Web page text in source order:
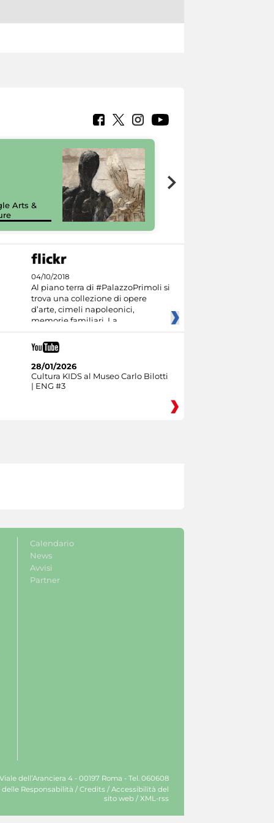
Arts &
04/10/2018
Al piano terra di #PalazzoPrimoli si
trova una collezione di opere
d’arte, cimeli napoleonici,
memorie familiari. La
28/01/2026
Cultura KIDS al Museo Carlo Bilotti
| ENG #3
Calendario
News
Avvisi
Partner
dell’Aranciera 4 - 00197 Roma - Tel. 060608
delle Responsabilità / Credits / Accessibilità del
sito web / XML-rss